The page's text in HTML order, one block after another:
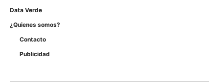
Data Verde
¿Quienes somos?
Contacto
Publicidad